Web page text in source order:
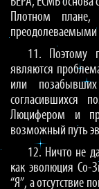
Плотном плане,
преодолеваемыми
11. Поэтому
являются
или
согласившихся
Люцифером и
возможный путь
12. Ничто не
как эволюция Со-
“Я”, а отсутствие